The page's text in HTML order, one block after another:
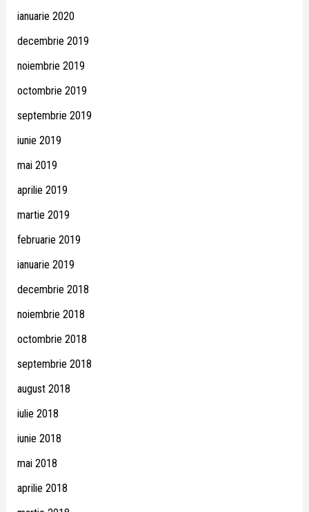
ianuarie 2020
decembrie 2019
noiembrie 2019
octombrie 2019
septembrie 2019
iunie 2019
mai 2019
aprilie 2019
martie 2019
februarie 2019
ianuarie 2019
decembrie 2018
noiembrie 2018
octombrie 2018
septembrie 2018
august 2018
iulie 2018
iunie 2018
mai 2018
aprilie 2018